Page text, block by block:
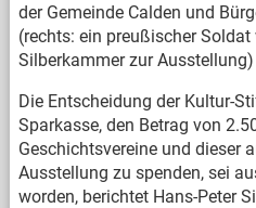
der Gemeinde Calden und
(rechts: ein preußischer
Silberkammer zur Ausstellung)
Die Entscheidung der Kultur-
Sparkasse, den Betrag von
Geschichtsvereine und dieser
Ausstellung zu spenden, sei
worden, berichtet Hans-Peter